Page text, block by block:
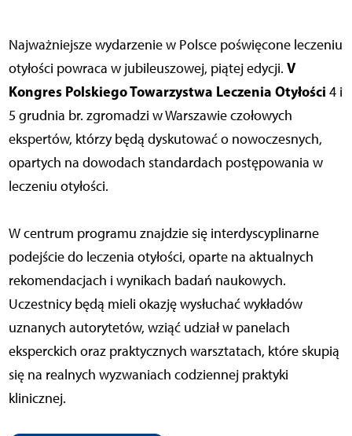
Najważniejsze wydarzenie w Polsce poświęcone leczeniu
otyłości powraca w jubileuszowej, piątej edycji. V
Kongres Polskiego Towarzystwa Leczenia Otyłości 4 i
5 grudnia br. zgromadzi w Warszawie czołowych
ekspertów, którzy będą dyskutować o nowoczesnych,
opartych na dowodach standardach postępowania w
leczeniu otyłości.
W centrum programu znajdzie się interdyscyplinarne
podejście do leczenia otyłości, oparte na aktualnych
rekomendacjach i wynikach badań naukowych.
Uczestnicy będą mieli okazję wysłuchać wykładów
uznanych autorytetów, wziąć udział w panelach
eksperckich oraz praktycznych warsztatach, które skupią
się na realnych wyzwaniach codziennej praktyki
klinicznej.